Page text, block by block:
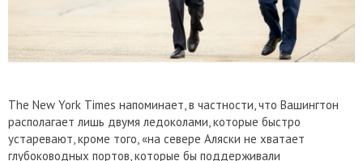
The New York Times напоминает, в частности, что Вашингтон
располагает лишь двумя ледоколами, которые быстро
устаревают, кроме того, «на севере Аляски не хватает
глубоководных портов, которые бы поддерживали